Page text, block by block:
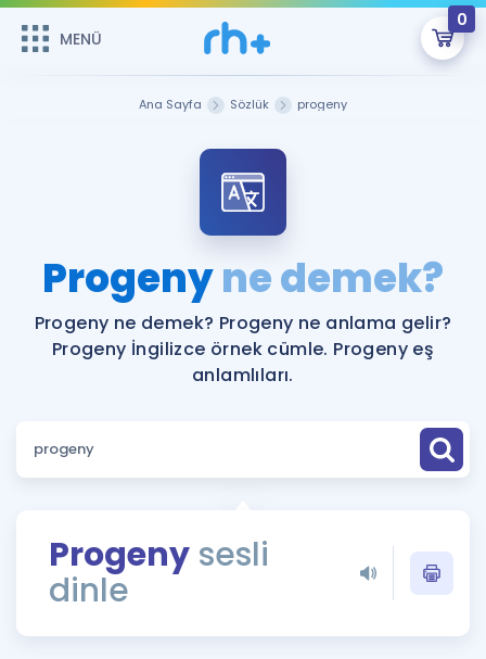
MENÜ
0
Şifremi Hatırlamıyorum
ÜYE DEĞİLİM
Sepetin Şu An Boş.
Remzi Hoca ile seni sınava hazırlayacak onlarca eğitim seni
bekliyor!
MENÜ
Katılımcı Görüşleri
Faydalı Araçlar
Sözlük
Rehberlik Aracı
ÖSYM Sınav Takvimi
Hakkımızda
Ana Sayfa Sözlük progeny
Progenyne demek?
Progeny ne demek? Progeny ne anlama gelir?
Progeny İngilizce örnek cümle. Progeny eş
anlamlıları.
Progeny sesli
dinle